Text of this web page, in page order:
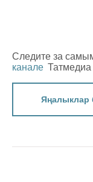
Следите за
канале Татмедиа
Яңалыклар